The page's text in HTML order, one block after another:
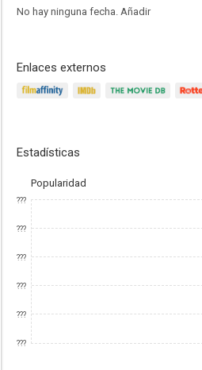
No hay ninguna fecha. Añadir
Enlaces externos
Estadísticas
Popularidad
???
???
???
???
???
???